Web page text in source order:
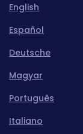
English
Español
Deutsche
Magyar
Português
Italiano